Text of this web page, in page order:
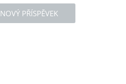
NOVÝ PŘÍSPĚVEK